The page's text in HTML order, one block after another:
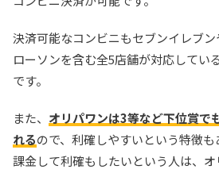
決済可能なコンビニもセブンイレブン
ローソンを含む全5店舗が対応してい
です。
また、 オリパワンは3等など下位賞で
れるので、利確しやすいという特徴
課金して利確もしたいという人は、